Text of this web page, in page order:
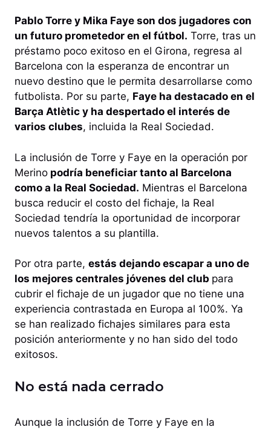
Pablo Torre y Mika Faye son dos jugadores con
un futuro prometedor en el fútbol. Torre, tras un
préstamo poco exitoso en el Girona, regresa al
Barcelona con la esperanza de encontrar un
nuevo destino que le permita desarrollarse como
futbolista. Por su parte, Faye ha destacado en el
Barça Atlètic y ha despertado el interés de
varios clubes, incluida la Real Sociedad.
La inclusión de Torre y Faye en la operación por
Merino podría beneficiar tanto al Barcelona
como a la Real Sociedad. Mientras el Barcelona
busca reducir el costo del fichaje, la Real
Sociedad tendría la oportunidad de incorporar
nuevos talentos a su plantilla.
Por otra parte, estás dejando escapar a uno de
los mejores centrales jóvenes del club para
cubrir el fichaje de un jugador que no tiene una
experiencia contrastada en Europa al 100%. Ya
se han realizado fichajes similares para esta
posición anteriormente y no han sido del todo
exitosos.
No está nada cerrado
Aunque la inclusión de Torre y Faye en la